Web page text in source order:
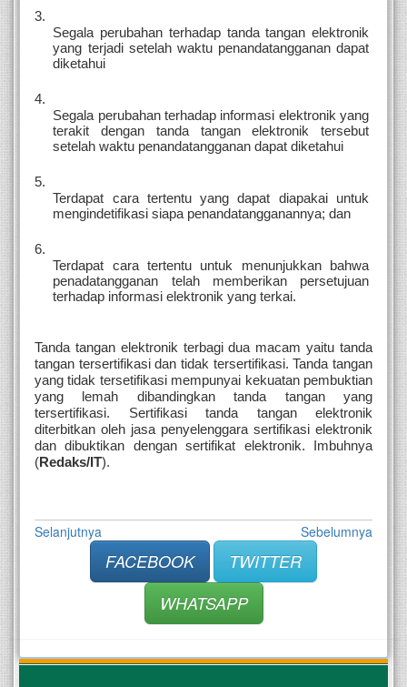
Segala perubahan terhadap tanda tangan elektronik
yang terjadi setelah waktu penandatangganan dapat
diketahui
Segala perubahan terhadap informasi elektronik yang
terakit dengan tanda tangan elektronik tersebut
setelah waktu penandatangganan dapat diketahui
Terdapat cara tertentu yang dapat diapakai untuk
mengindetifikasi siapa penandatangganannya; dan
Terdapat cara tertentu untuk menunjukkan bahwa
penadatangganan telah memberikan persetujuan
terhadap informasi elektronik yang terkai.
Tanda tangan elektronik terbagi dua macam yaitu tanda
tangan tersertifikasi dan tidak tersertifikasi. Tanda tangan
yang tidak tersetifikasi mempunyai kekuatan pembuktian
yang lemah dibandingkan tanda tangan yang
tersertifikasi. Sertifikasi tanda tangan elektronik
diterbitkan oleh jasa penyelenggara sertifikasi elektronik
dan dibuktikan dengan sertifikat elektronik. Imbuhnya
(Redaks/IT).
Selanjutnya Sebelumnya
FACEBOOK
TWITTER
WHATSAPP